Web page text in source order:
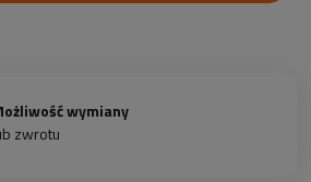
wymiany
zwrotu